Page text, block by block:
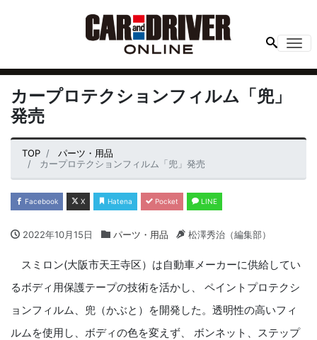
カープロテクションフィルム「兜」
発売
TOP
パーツ・用品
カープロテクションフィルム「兜」発売
Facebook X Hatena Pocket LINE
2022年10月15日 パーツ・用品 松澤秀治（編集部）
スミロン(大阪市天王寺区）は自動車メーカーに供給してい
るボディ用保護テープの技術を活かし、 ペイントプロテクシ
ョンフィルム、兜（かぶと）を開発した。透明性の高いフィ
ルムを使用し、ボディの色を変えず、 ボンネット、ステップ